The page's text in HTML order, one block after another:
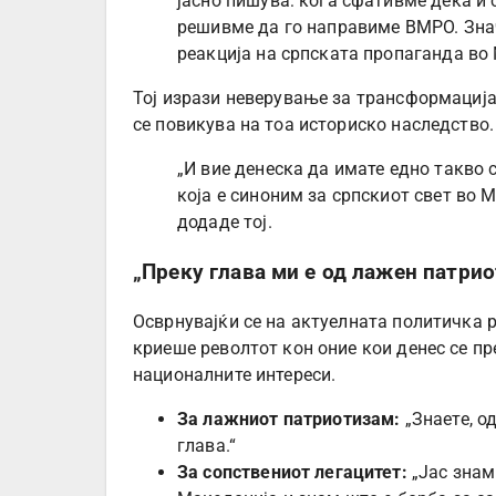
решивме да го направиме ВМРО.
реакција на српската пропаганда
Тој изрази неверување за
се повикува на тоа историско наследство.
„И вие денеска да имате едно такво
која е синоним за српскиот свет
додаде тој.
„Преку глава ми е од лажен
Осврнувајќи се на актуелната
криеше револтот кон оние кои денес се
националните интереси.
За лажниот патриотизам: „Знаете,
глава.“
За сопствениот легацитет: „Јас